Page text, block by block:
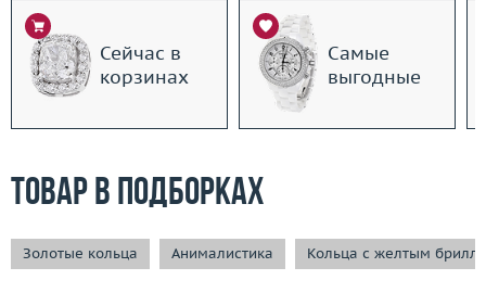
Сейчас в
корзинах
Самые
выгодные
Товар в подборках
Золотые кольца Анималистика Кольца с желтым